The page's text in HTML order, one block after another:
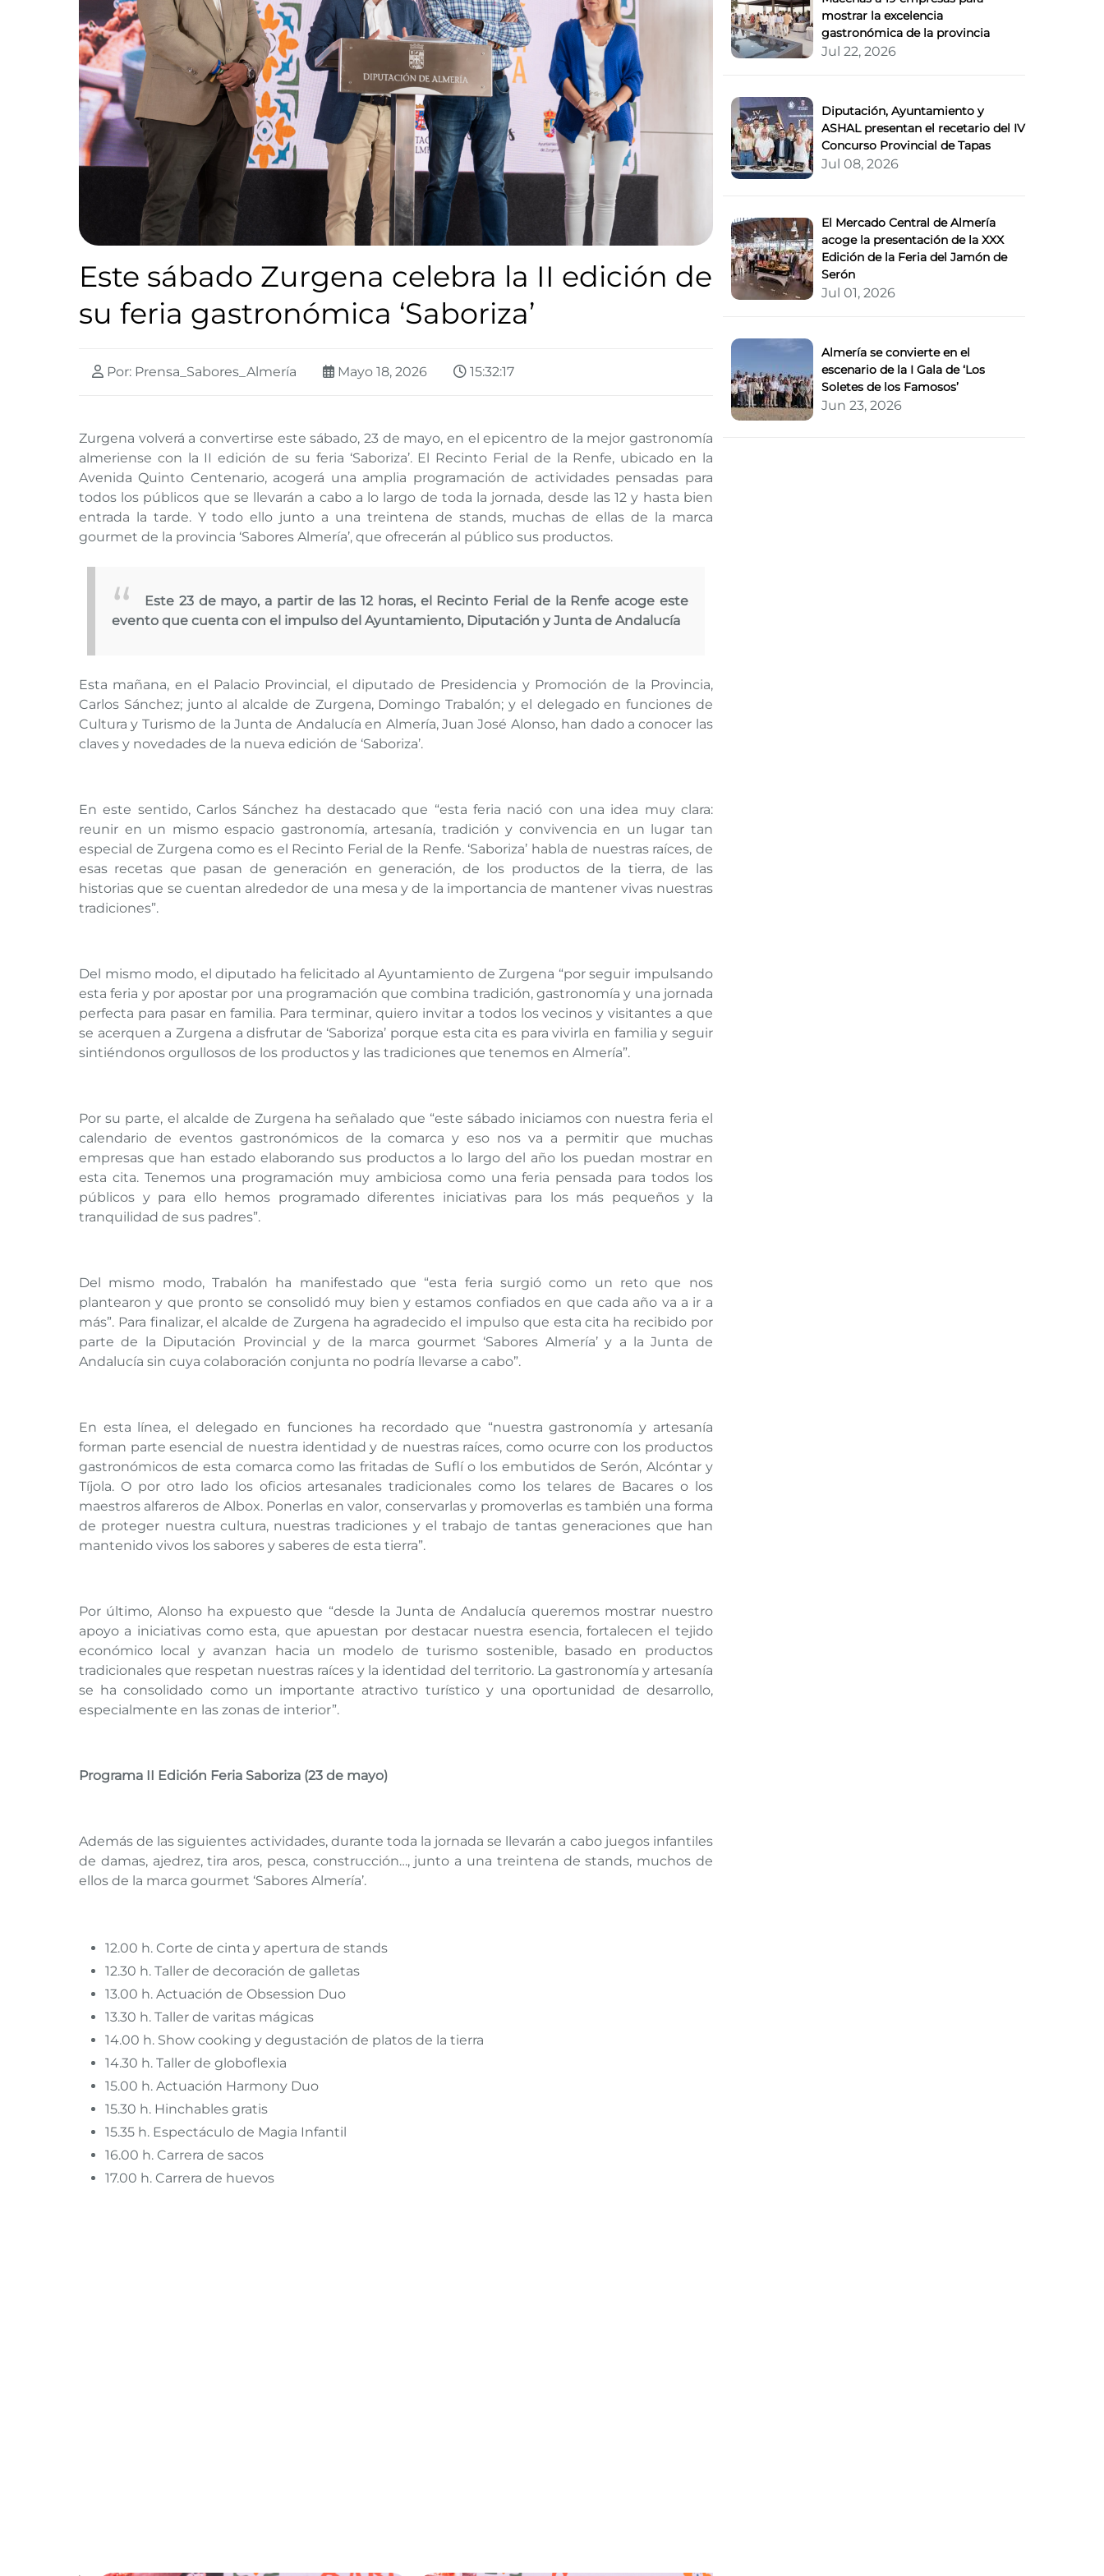
Este sábado Zurgena celebra la II edición de
su feria gastronómica ‘Saboriza’
Por: Prensa_Sabores_Almería Mayo 18, 2026 15:32:17
Zurgena volverá a convertirse este sábado, 23 de mayo, en el epicentro de la mejor gastronomía
almeriense con la II edición de su feria ‘Saboriza’. El Recinto Ferial de la Renfe, ubicado en la
Avenida Quinto Centenario, acogerá una amplia programación de actividades pensadas para
todos los públicos que se llevarán a cabo a lo largo de toda la jornada, desde las 12 y hasta bien
entrada la tarde. Y todo ello junto a una treintena de stands, muchas de ellas de la marca
gourmet de la provincia ‘Sabores Almería’, que ofrecerán al público sus productos.
Este 23 de mayo, a partir de las 12 horas, el Recinto Ferial de la Renfe acoge este
evento que cuenta con el impulso del Ayuntamiento, Diputación y Junta de Andalucía
Esta mañana, en el Palacio Provincial, el diputado de Presidencia y Promoción de la Provincia,
Carlos Sánchez; junto al alcalde de Zurgena, Domingo Trabalón; y el delegado en funciones de
Cultura y Turismo de la Junta de Andalucía en Almería, Juan José Alonso, han dado a conocer las
claves y novedades de la nueva edición de ‘Saboriza’.
En este sentido, Carlos Sánchez ha destacado que “esta feria nació con una idea muy clara:
reunir en un mismo espacio gastronomía, artesanía, tradición y convivencia en un lugar tan
especial de Zurgena como es el Recinto Ferial de la Renfe. ‘Saboriza’ habla de nuestras raíces, de
esas recetas que pasan de generación en generación, de los productos de la tierra, de las
historias que se cuentan alrededor de una mesa y de la importancia de mantener vivas nuestras
tradiciones”.
Del mismo modo, el diputado ha felicitado al Ayuntamiento de Zurgena “por seguir impulsando
esta feria y por apostar por una programación que combina tradición, gastronomía y una jornada
perfecta para pasar en familia. Para terminar, quiero invitar a todos los vecinos y visitantes a que
se acerquen a Zurgena a disfrutar de ‘Saboriza’ porque esta cita es para vivirla en familia y seguir
sintiéndonos orgullosos de los productos y las tradiciones que tenemos en Almería”.
Por su parte, el alcalde de Zurgena ha señalado que “este sábado iniciamos con nuestra feria el
calendario de eventos gastronómicos de la comarca y eso nos va a permitir que muchas
empresas que han estado elaborando sus productos a lo largo del año los puedan mostrar en
esta cita. Tenemos una programación muy ambiciosa como una feria pensada para todos los
públicos y para ello hemos programado diferentes iniciativas para los más pequeños y la
tranquilidad de sus padres”.
Del mismo modo, Trabalón ha manifestado que “esta feria surgió como un reto que nos
plantearon y que pronto se consolidó muy bien y estamos confiados en que cada año va a ir a
más”. Para finalizar, el alcalde de Zurgena ha agradecido el impulso que esta cita ha recibido por
parte de la Diputación Provincial y de la marca gourmet ‘Sabores Almería’ y a la Junta de
Andalucía sin cuya colaboración conjunta no podría llevarse a cabo”.
En esta línea, el delegado en funciones ha recordado que “nuestra gastronomía y artesanía
forman parte esencial de nuestra identidad y de nuestras raíces, como ocurre con los productos
gastronómicos de esta comarca como las fritadas de Suflí o los embutidos de Serón, Alcóntar y
Tíjola. O por otro lado los oficios artesanales tradicionales como los telares de Bacares o los
maestros alfareros de Albox. Ponerlas en valor, conservarlas y promoverlas es también una forma
de proteger nuestra cultura, nuestras tradiciones y el trabajo de tantas generaciones que han
mantenido vivos los sabores y saberes de esta tierra”.
Por último, Alonso ha expuesto que “desde la Junta de Andalucía queremos mostrar nuestro
apoyo a iniciativas como esta, que apuestan por destacar nuestra esencia, fortalecen el tejido
económico local y avanzan hacia un modelo de turismo sostenible, basado en productos
tradicionales que respetan nuestras raíces y la identidad del territorio. La gastronomía y artesanía
se ha consolidado como un importante atractivo turístico y una oportunidad de desarrollo,
especialmente en las zonas de interior”.
Programa II Edición Feria Saboriza (23 de mayo)
Además de las siguientes actividades, durante toda la jornada se llevarán a cabo juegos infantiles
de damas, ajedrez, tira aros, pesca, construcción…, junto a una treintena de stands, muchos de
ellos de la marca gourmet ‘Sabores Almería’.
12.00 h. Corte de cinta y apertura de stands
12.30 h. Taller de decoración de galletas
13.00 h. Actuación de Obsession Duo
13.30 h. Taller de varitas mágicas
14.00 h. Show cooking y degustación de platos de la tierra
14.30 h. Taller de globoflexia
15.00 h. Actuación Harmony Duo
15.30 h. Hinchables gratis
15.35 h. Espectáculo de Magia Infantil
16.00 h. Carrera de sacos
17.00 h. Carrera de huevos
mostrar la excelencia
gastronómica de la provincia
Jul 22, 2026
Diputación, Ayuntamiento y
ASHAL presentan el recetario del IV
Concurso Provincial de Tapas
Jul 08, 2026
El Mercado Central de Almería
acoge la presentación de la XXX
Edición de la Feria del Jamón de
Serón
Jul 01, 2026
Almería se convierte en el
escenario de la I Gala de ‘Los
Soletes de los Famosos’
Jun 23, 2026